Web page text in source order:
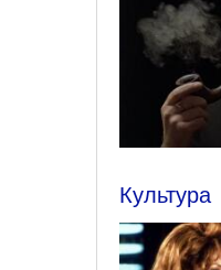
Культура